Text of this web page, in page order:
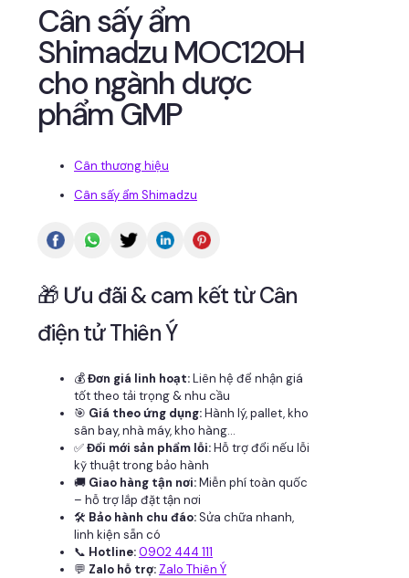
Cân sấy ẩm
Shimadzu MOC120H
cho ngành dược
phẩm GMP
Cân thương hiệu
Cân sấy ẩm Shimadzu
🎁 Ưu đãi & cam kết từ Cân
điện tử Thiên Ý
💰Đơn giá linh hoạt:Liên hệ để nhận giá
tốt theo tải trọng & nhu cầu
🎯 Giá theo ứng dụng:Hành lý, pallet, kho
sân bay, nhà máy, kho hàng...
✅Đổi mới sản phẩm lỗi:Hỗ trợ đổi nếu lỗi
kỹ thuật trong bảo hành
🚚 Giao hàng tận nơi:Miễn phí toàn quốc
– hỗ trợ lắp đặt tận nơi
🛠 Bảo hành chu đáo:Sửa chữa nhanh,
linh kiện sẵn có
📞 Hotline:0902 444 111
💬 Zalo hỗ trợ: Zalo Thiên Ý